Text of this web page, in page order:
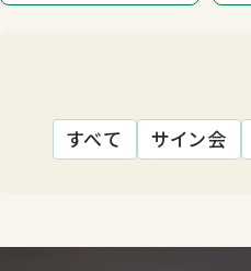
すべて サイン会